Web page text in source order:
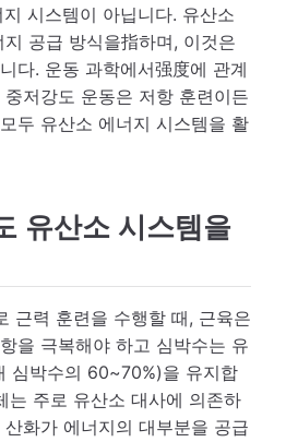
시스템이 아닙니다. 유산소
공급 방식을指하며, 이것은
다. 운동 과학에서强度에 관계
저강도 운동은 저항 훈련이든
두 유산소 에너지 시스템을 활
유산소 시스템을
근력 훈련을 수행할 때, 근육은
을 극복해야 하고 심박수는 유
심박수의 60~70%)을 유지합
는 주로 유산소 대사에 의존하
화가 에너지의 대부분을 공급